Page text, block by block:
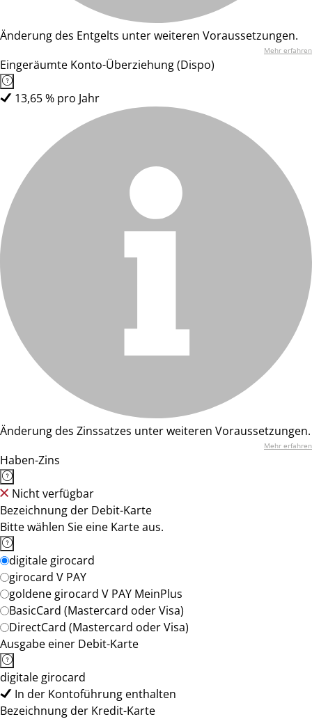
Änderung des Entgelts unter weiteren Voraussetzungen.
Mehr erfahren
Eingeräumte Konto-Überziehung (Dispo)
13,65 % pro Jahr
Änderung des Zinssatzes unter weiteren Voraussetzungen.
Mehr erfahren
Haben-Zins
Nicht verfügbar
Bezeichnung der Debit-Karte
Bitte wählen Sie eine Karte aus.
digitale girocard
girocard V PAY
goldene girocard V PAY MeinPlus
BasicCard (Mastercard oder Visa)
DirectCard (Mastercard oder Visa)
Ausgabe einer Debit-Karte
digitale girocard
In der Kontoführung enthalten
Bezeichnung der Kredit-Karte